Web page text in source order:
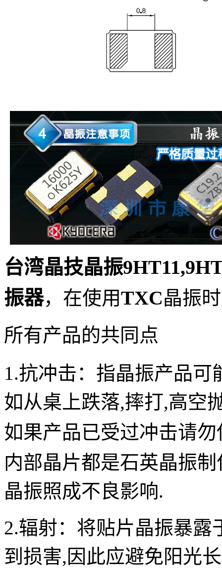
台湾晶技晶振
振器， 在使用TXC晶振
所有产品的共同点
1.抗冲击： 指晶振产品可
如从桌上跌落,摔打,高空
如果产品已受过冲击请
内部晶片都是石英晶振制
晶振照成不良影响.
2.辐射： 将贴片晶振暴露
到损害,因此应避免阳光